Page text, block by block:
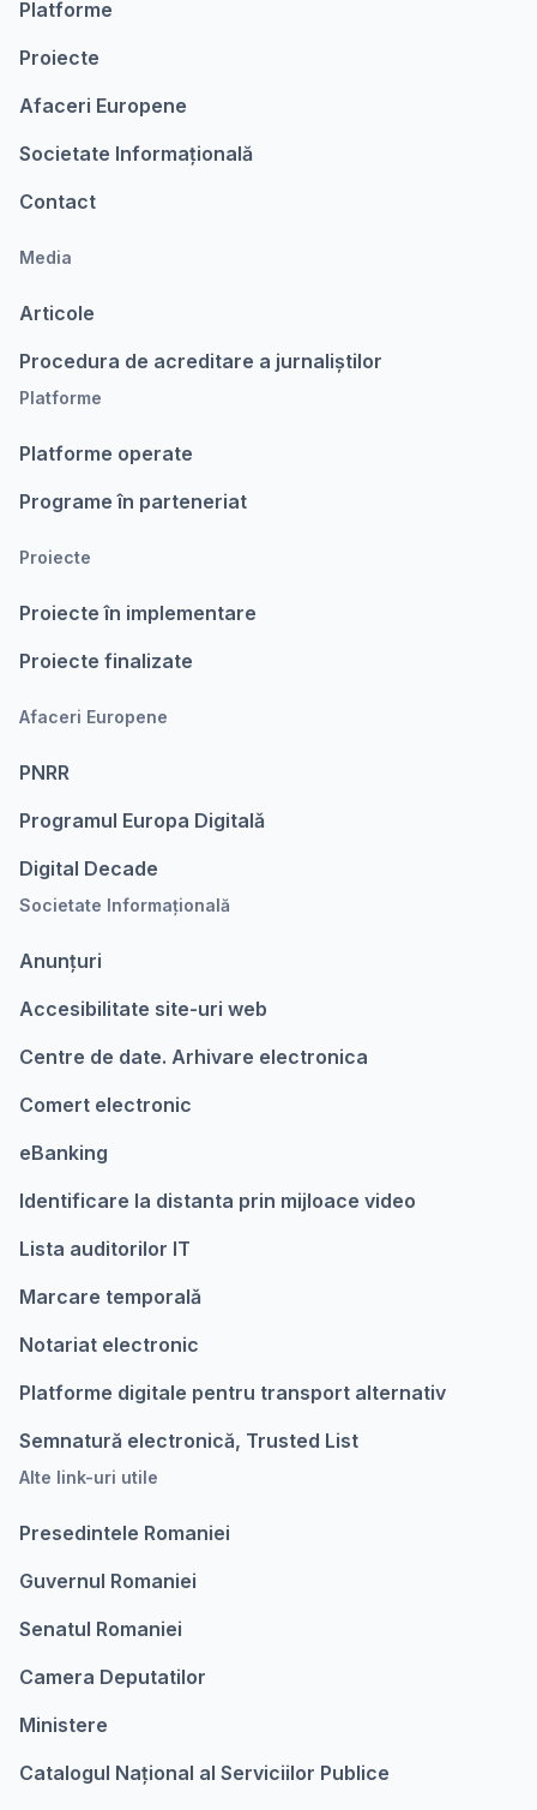
Platforme
Proiecte
Afaceri Europene
Societate Informațională
Contact
Media
Articole
Procedura de acreditare a jurnaliștilor
Platforme
Platforme operate
Programe în parteneriat
Proiecte
Proiecte în implementare
Proiecte finalizate
Afaceri Europene
PNRR
Programul Europa Digitalǎ
Digital Decade
Societate Informațională
Anunțuri
Accesibilitate site-uri web
Centre de date. Arhivare electronica
Comert electronic
eBanking
Identificare la distanta prin mijloace video
Lista auditorilor IT
Marcare temporalǎ
Notariat electronic
Platforme digitale pentru transport alternativ
Semnatură electronică, Trusted List
Alte link-uri utile
Presedintele Romaniei
Guvernul Romaniei
Senatul Romaniei
Camera Deputatilor
Ministere
Catalogul Național al Serviciilor Publice